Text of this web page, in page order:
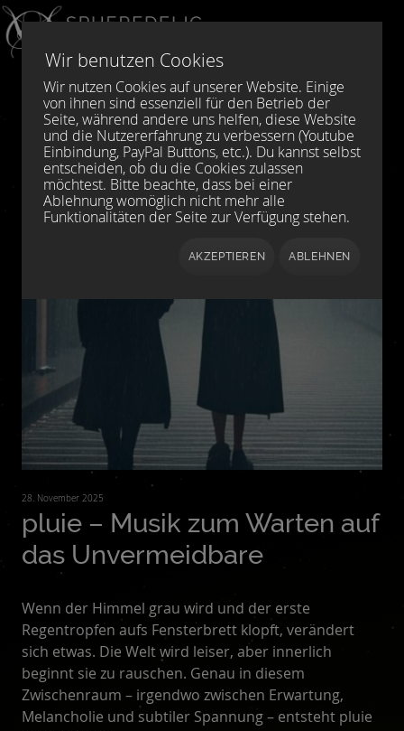
Sprache auswählen
28. November 2025
pluie – Musik zum Warten auf
das Unvermeidbare
Wenn der Himmel grau wird und der erste
Regentropfen aufs Fensterbrett klopft, verändert
sich etwas. Die Welt wird leiser, aber innerlich
beginnt sie zu rauschen. Genau in diesem
Zwischenraum – irgendwo zwischen Erwartung,
Melancholie und subtiler Spannung – entsteht pluie
Wir benutzen Cookies
Wir nutzen Cookies auf unserer Website. Einige
von ihnen sind essenziell für den Betrieb der
Seite, während andere uns helfen, diese Website
und die Nutzererfahrung zu verbessern (Youtube
Einbindung, PayPal Buttons, etc.). Du kannst selbst
entscheiden, ob du die Cookies zulassen
möchtest. Bitte beachte, dass bei einer
Ablehnung womöglich nicht mehr alle
Funktionalitäten der Seite zur Verfügung stehen.
AKZEPTIEREN ABLEHNEN